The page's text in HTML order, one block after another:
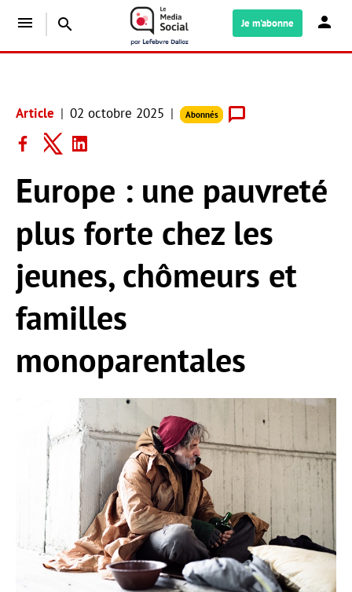
menu search Je m'abonne
Article 02 octobre 2025 Abonnés
Europe : une pauvreté
plus forte chez les
jeunes, chômeurs et
familles
monoparentales